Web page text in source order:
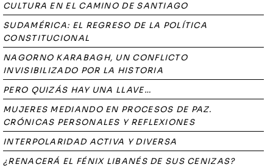
CULTURA EN EL CAMINO DE SANTIAGO
SUDAMÉRICA: EL REGRESO DE LA POLÍTICA
CONSTITUCIONAL
NAGORNO KARABAGH, UN CONFLICTO
INVISIBILIZADO POR LA HISTORIA
PERO QUIZÁS HAY UNA LLAVE…
MUJERES MEDIANDO EN PROCESOS DE PAZ.
CRÓNICAS PERSONALES Y REFLEXIONES
INTERPOLARIDAD ACTIVA Y DIVERSA
¿RENACERÁ EL FÉNIX LIBANÉS DE SUS CENIZAS?